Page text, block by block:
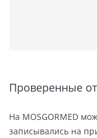
Проверенные
На MOSGORMED
записывались на